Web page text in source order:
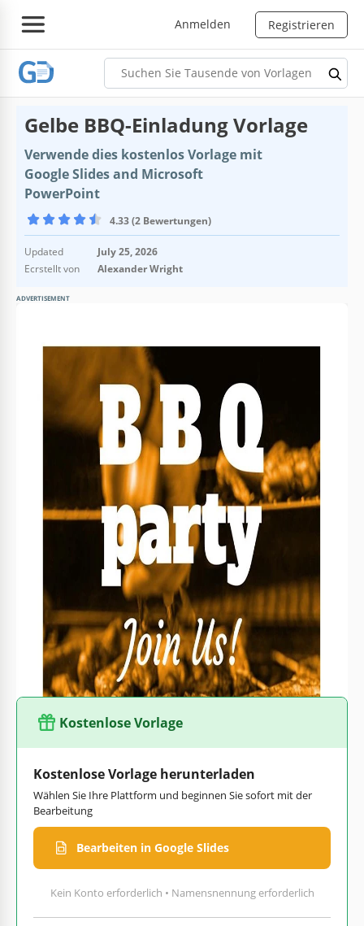
Anmelden Registrieren
Gelbe BBQ-Einladung Vorlage
Verwende dies kostenlos Vorlage mit
Google Slides and Microsoft
PowerPoint
4.33 (2 Bewertungen)
Updated
July 25, 2026
Ecrstellt von
Alexander Wright
ADVERTISEMENT
Vorlagenspezifikationen
Zuletzt aktualisiert
Zu Sammlungen hinzugefügt von 3 Nutzer
3 Downloads in diesem Monat
Über diese Vorlage
Möchten Sie alle Nachbarn oder Freunde für einen
Grillabend versammeln? Dann werden Sie keinen besseren
Weg finden als unsere kostenlose Yellow BBQ
Einladungsvorlage! Ein fertiges, einzigartiges und attraktives
Design spart Ihnen Zeit. Außerdem können Sie Details und
Beschreibungen zur Vorlage hinzufügen, indem Sie jedes
bequeme Format verwenden, einschließlich Google Slides.
Kostenlose Vorlage
Kostenlose Vorlage herunterladen
Wählen Sie Ihre Plattform und beginnen Sie sofort mit der
Bearbeitung
Bearbeiten in Google Slides
Kein Konto erforderlich • Namensnennung erforderlich